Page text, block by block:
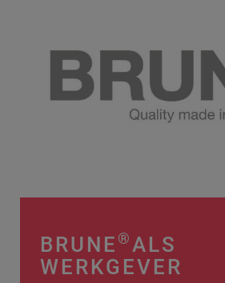
BRUNE ® ALS
WERKGEVER